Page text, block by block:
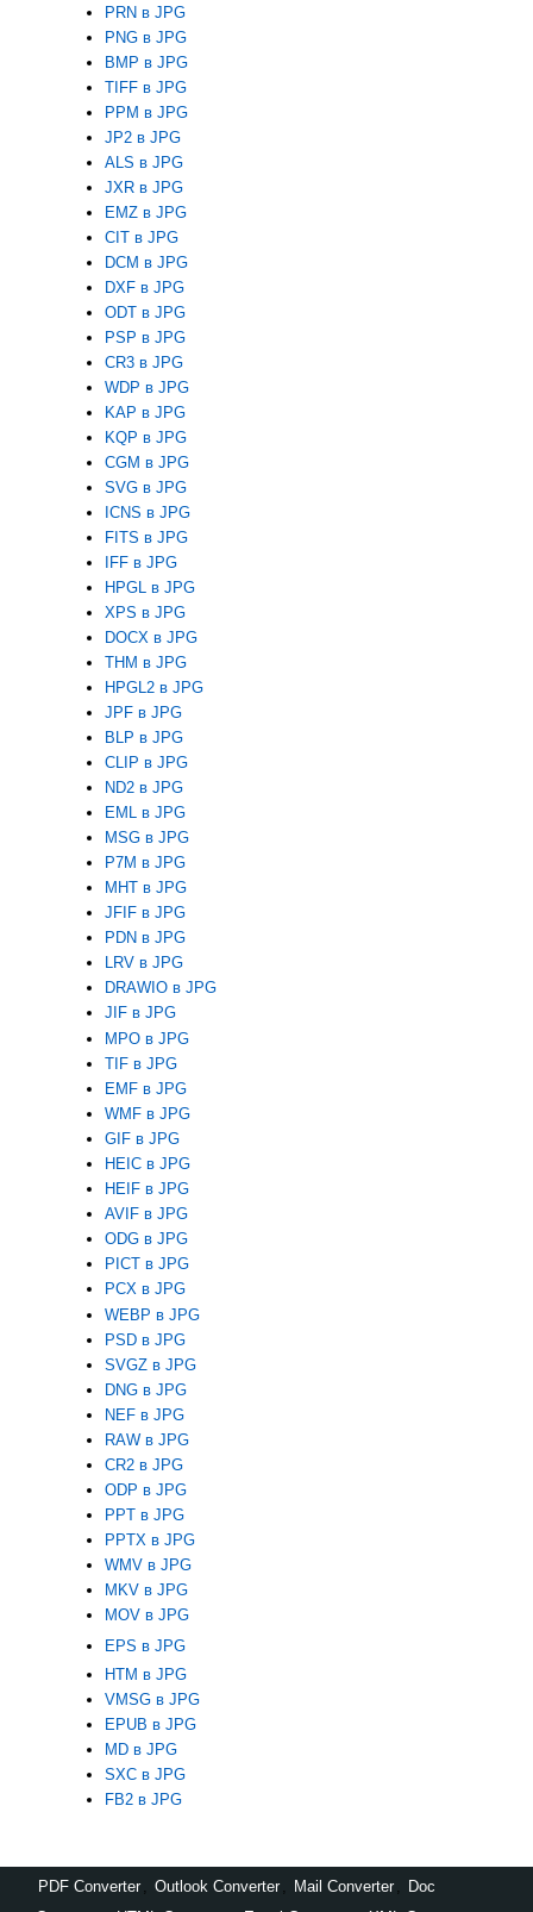
PRN в JPG
PNG в JPG
BMP в JPG
TIFF в JPG
PPM в JPG
JP2 в JPG
ALS в JPG
JXR в JPG
EMZ в JPG
CIT в JPG
DCM в JPG
DXF в JPG
ODT в JPG
PSP в JPG
CR3 в JPG
WDP в JPG
KAP в JPG
KQP в JPG
CGM в JPG
SVG в JPG
ICNS в JPG
FITS в JPG
IFF в JPG
HPGL в JPG
XPS в JPG
DOCX в JPG
THM в JPG
HPGL2 в JPG
JPF в JPG
BLP в JPG
CLIP в JPG
ND2 в JPG
EML в JPG
MSG в JPG
P7M в JPG
MHT в JPG
JFIF в JPG
PDN в JPG
LRV в JPG
DRAWIO в JPG
JIF в JPG
MPO в JPG
TIF в JPG
EMF в JPG
WMF в JPG
GIF в JPG
HEIC в JPG
HEIF в JPG
AVIF в JPG
ODG в JPG
PICT в JPG
PCX в JPG
WEBP в JPG
PSD в JPG
SVGZ в JPG
DNG в JPG
NEF в JPG
RAW в JPG
CR2 в JPG
ODP в JPG
PPT в JPG
PPTX в JPG
WMV в JPG
MKV в JPG
MOV в JPG
EPS в JPG
HTM в JPG
VMSG в JPG
EPUB в JPG
MD в JPG
SXC в JPG
FB2 в JPG
PDF Converter Outlook Converter Mail Converter
Doc